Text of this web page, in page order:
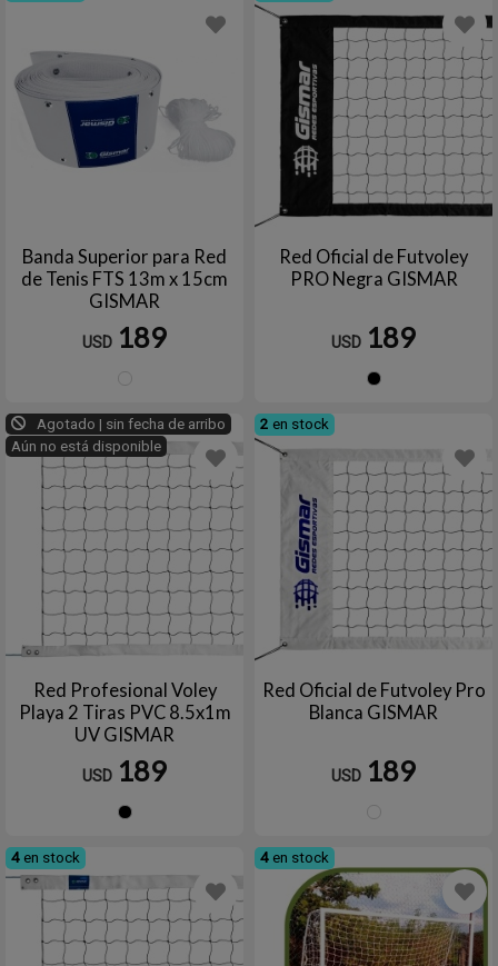
Banda Superior para Red
de Tenis FTS 13m x 15cm
GISMAR
USD 189
Red Oficial de Futvoley
PRO Negra GISMAR
USD 189
Agotado | sin fecha de arribo
Aún no está disponible
Red Profesional Voley
Playa 2 Tiras PVC 8.5x1m
UV GISMAR
USD 189
2 en stock
Red Oficial de Futvoley Pro
Blanca GISMAR
USD 189
4 en stock 4 en stock